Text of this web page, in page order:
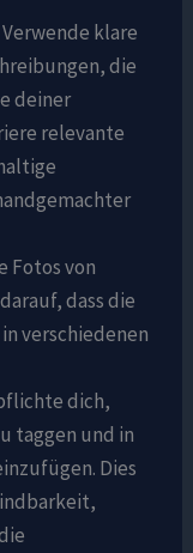
Verwende klare
die
deiner
relevante
Fotos von
dass die
verschiedenen
dich,
taggen und in
Dies